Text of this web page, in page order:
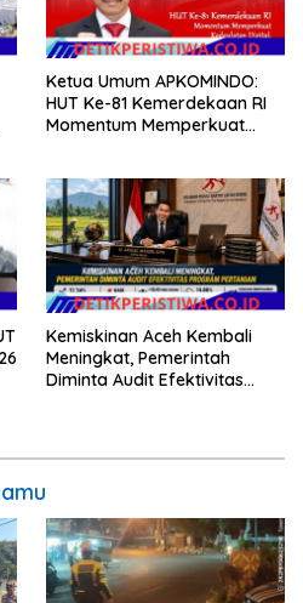
Ketua Umum APKOMINDO:
HUT Ke-81 Kemerdekaan RI
Momentum Memperkuat
Hukum Menuju Indonesia
Emas 2045
Kemiskinan Aceh Kembali
Meningkat, Pemerintah
Diminta Audit Efektivitas